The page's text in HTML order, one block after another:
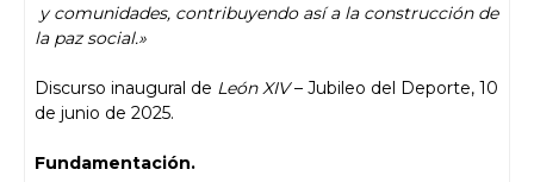
y comunidades, contribuyendo así a la construcción de
la paz social.»
Discurso inaugural de León XIV– Jubileo del Deporte, 10
de junio de 2025.
Fundamentación.